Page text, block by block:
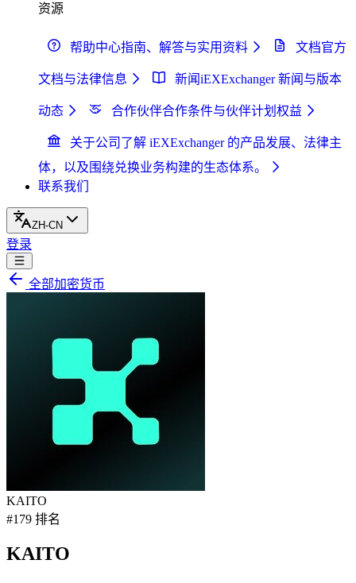
资源
帮助中心指南、解答与实用资料 文档官方
文档与法律信息 新闻iEXExchanger 新闻与版本
动态 合作伙伴合作条件与伙伴计划权益
关于公司 了解 iEXExchanger 的产品发展、法律主
体，以及围绕兑换业务构建的生态体系。
联系我们
ZH-CN
登录
全部加密货币
KAITO
#179 排名
KAITO